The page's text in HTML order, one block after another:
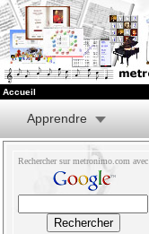
Accueil
Apprendre
Rechercher sur metronimo.com avec